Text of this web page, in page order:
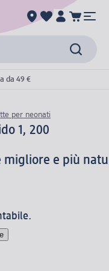
da 49 €
per neonati
1, 200
e più